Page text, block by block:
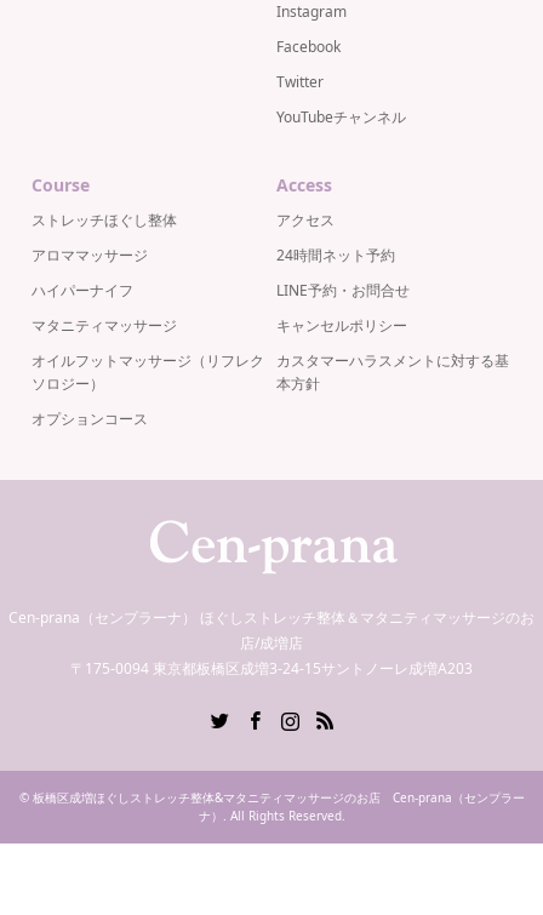
Instagram
Facebook
Twitter
YouTubeチャンネル
Course
ストレッチほぐし整体
アロママッサージ
ハイパーナイフ
マタニティマッサージ
オイルフットマッサージ（リフレク
ソロジー）
オプションコース
Access
アクセス
24時間ネット予約
LINE予約・お問合せ
キャンセルポリシー
カスタマーハラスメントに対する基
本方針
Cen-prana（センプラーナ） ほぐしストレッチ整体＆マタニティマッサージのお
店/成増店
〒175-0094 東京都板橋区成増3-24-15サントノーレ成増A203
RSS
© 板橋区成増ほぐしストレッチ整体&マタニティマッサージのお店 Cen-prana（センプラー
ナ） . All Rights Reserved.